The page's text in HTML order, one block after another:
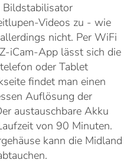
Bildstabilisator
Videos zu - wie
nicht. Per WiFi
iCam-App lässt sich die
oder Tablet
findet man einen
Auflösung der
austauschbare Akku
von 90 Minuten.
kann die Midland